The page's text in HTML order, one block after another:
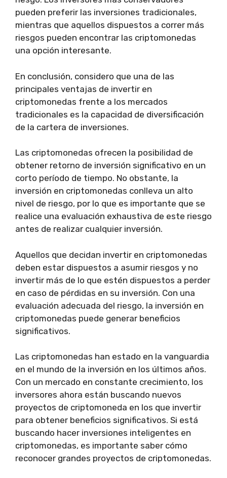
pueden preferir las inversiones tradicionales,
mientras que aquellos dispuestos a correr más
riesgos pueden encontrar las criptomonedas
una opción interesante.
En conclusión, considero que una de las
principales ventajas de invertir en
criptomonedas frente a los mercados
tradicionales es la capacidad de diversificación
de la cartera de inversiones.
Las criptomonedas ofrecen la posibilidad de
obtener retorno de inversión significativo en un
corto período de tiempo. No obstante, la
inversión en criptomonedas conlleva un alto
nivel de riesgo, por lo que es importante que se
realice una evaluación exhaustiva de este riesgo
antes de realizar cualquier inversión.
Aquellos que decidan invertir en criptomonedas
deben estar dispuestos a asumir riesgos y no
invertir más de lo que estén dispuestos a perder
en caso de pérdidas en su inversión. Con una
evaluación adecuada del riesgo, la inversión en
criptomonedas puede generar beneficios
significativos.
Las criptomonedas han estado en la vanguardia
en el mundo de la inversión en los últimos años.
Con un mercado en constante crecimiento, los
inversores ahora están buscando nuevos
proyectos de criptomoneda en los que invertir
para obtener beneficios significativos. Si está
buscando hacer inversiones inteligentes en
criptomonedas, es importante saber cómo
reconocer grandes proyectos de criptomonedas.